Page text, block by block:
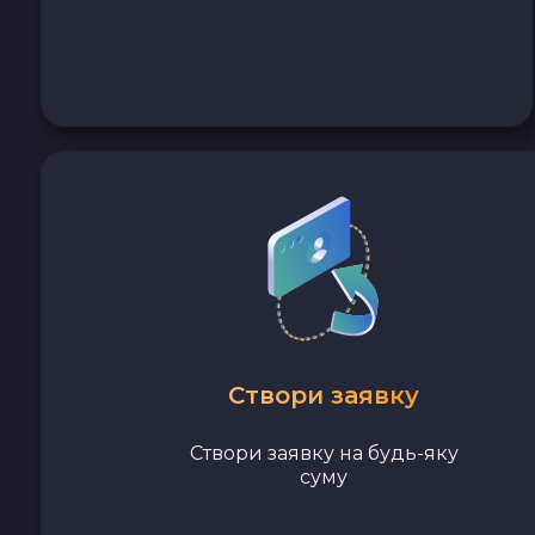
Uniswap ERC20 UNI
VeChain VET
Stellar XLM
Створи заявку
Створи заявку на будь-яку
суму